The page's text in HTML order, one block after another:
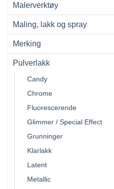
Malerverktøy
Maling, lakk og spray
Merking
Pulverlakk
Candy
Chrome
Fluorescerende
Glimmer / Special Effect
Grunninger
Klarlakk
Latent
Metallic